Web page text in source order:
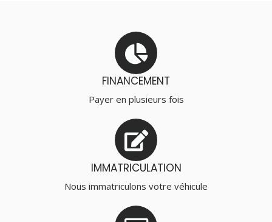
FINANCEMENT
Payer en plusieurs fois
IMMATRICULATION
Nous immatriculons votre véhicule